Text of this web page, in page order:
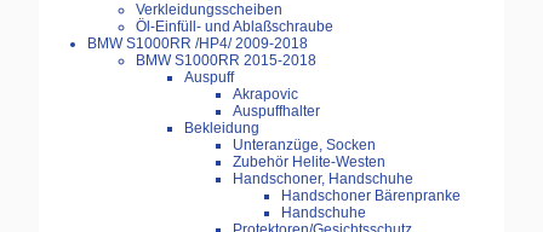
Verkleidungsscheiben
Öl-Einfüll- und Ablaßschraube
BMW S1000RR /HP4/ 2009-2018
BMW S1000RR 2015-2018
Auspuff
Akrapovic
Auspuffhalter
Bekleidung
Unteranzüge, Socken
Zubehör Helite-Westen
Handschoner, Handschuhe
Handschoner Bärenpranke
Handschuhe